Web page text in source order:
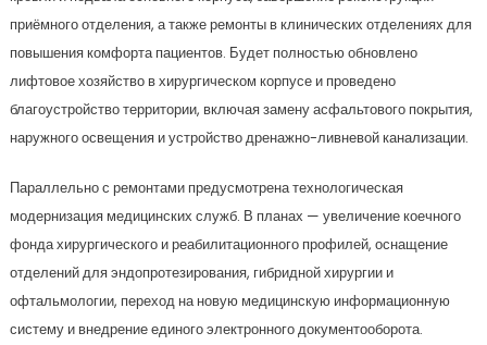
приёмного отделения, а также ремонты в клинических отделениях для
повышения комфорта пациентов. Будет полностью обновлено
лифтовое хозяйство в хирургическом корпусе и проведено
благоустройство территории, включая замену асфальтового покрытия,
наружного освещения и устройство дренажно-ливневой канализации.
Параллельно с ремонтами предусмотрена технологическая
модернизация медицинских служб. В планах — увеличение коечного
фонда хирургического и реабилитационного профилей, оснащение
отделений для эндопротезирования, гибридной хирургии и
офтальмологии, переход на новую медицинскую информационную
систему и внедрение единого электронного документооборота.